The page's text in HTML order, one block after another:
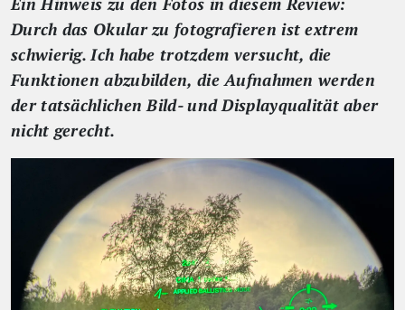
Durch das Okular zu fotografieren ist extrem
schwierig. Ich habe trotzdem versucht, die
Funktionen abzubilden, die Aufnahmen werden
der tatsächlichen Bild- und Displayqualität aber
nicht gerecht.